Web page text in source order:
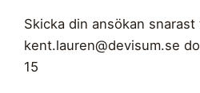
Skicka din ansökan snarast
kent.lauren@devisum.se
15